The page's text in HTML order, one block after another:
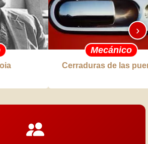
Mecánico
Cerraduras de las
›